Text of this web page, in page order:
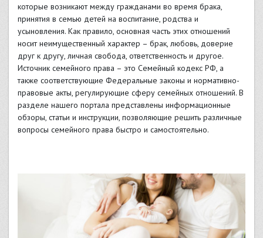
которые возникают между гражданами во время брака,
принятия в семью детей на воспитание, родства и
усыновления. Как правило, основная часть этих отношений
носит неимущественный характер – брак, любовь, доверие
друг к другу, личная свобода, ответственность и другое.
Источник семейного права – это Семейный кодекс РФ, а
также соответствующие Федеральные законы и нормативно-
правовые акты, регулирующие сферу семейных отношений. В
разделе нашего портала представлены информационные
обзоры, статьи и инструкции, позволяющие решить различные
вопросы семейного права быстро и самостоятельно.